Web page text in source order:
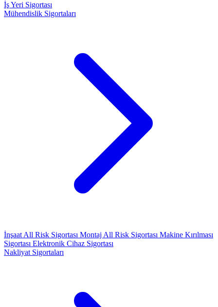
İş Yeri Sigortası
Mühendislik Sigortaları
İnşaat All Risk Sigortası Montaj All Risk Sigortası Makine Kırılması
Sigortası Elektronik Cihaz Sigortası
Nakliyat Sigortaları